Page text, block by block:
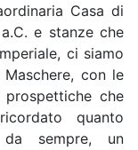
Casa di
e stanze che
ci siamo
con le
prospettiche che
quanto
sempre, un